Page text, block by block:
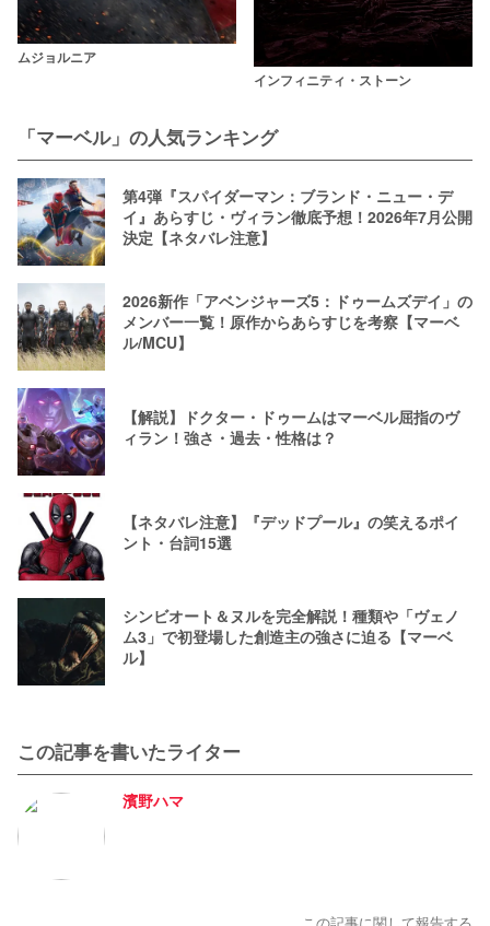
ムジョルニア
インフィニティ・ストーン
「マーベル」の人気ランキング
第4弾『スパイダーマン：ブランド・ニュー・デ
イ』あらすじ・ヴィラン徹底予想！2026年7月公開
決定【ネタバレ注意】
2026新作「アベンジャーズ5：ドゥームズデイ」の
メンバー一覧！原作からあらすじを考察【マーベ
ル/MCU】
【解説】ドクター・ドゥームはマーベル屈指のヴ
ィラン！強さ・過去・性格は？
【ネタバレ注意】『デッドプール』の笑えるポイ
ント・台詞15選
シンビオート＆ヌルを完全解説！種類や「ヴェノ
ム3」で初登場した創造主の強さに迫る【マーベ
ル】
この記事を書いたライター
濱野ハマ